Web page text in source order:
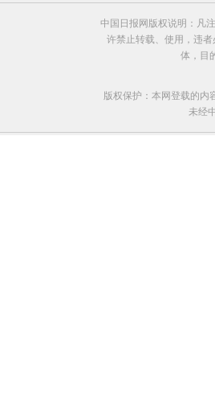
中国日报网版权说明：凡
许禁止转载、使用，违
体，目
版权保护：本网登载的内
未经